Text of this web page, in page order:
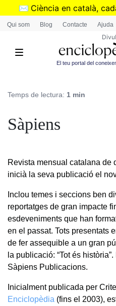
✉️ Ciència en català,
➜Subscriu-te al
Qui som Blog Contacte Ajuda
El teu portal del
Temps de lectura: 1 min
Sàpiens
Revista mensual catalana de
inicià la seva publicació el
Inclou temes i seccions ben
reportatges de gran impacte
esdeveniments que han
en el passat. Tots presentats
de fer assequible a un gran
la publicació: “Tot és
Sàpiens Publicacions.
Inicialment publicada per
Enciclopèdia (fins el 2003),